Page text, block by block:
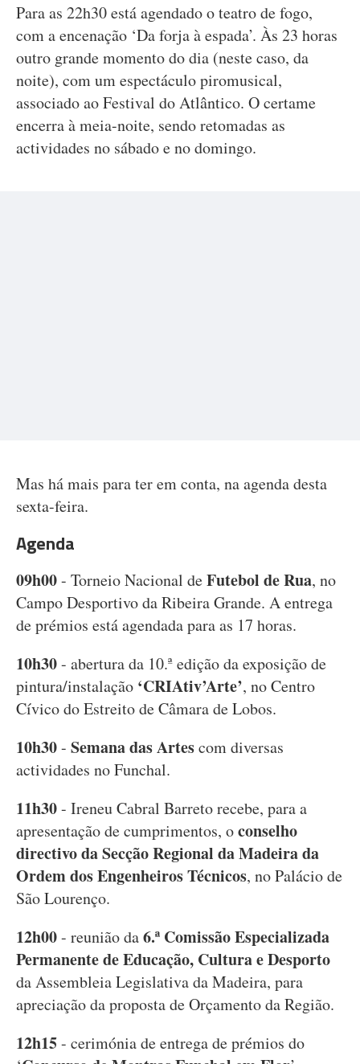
Para as 22h30 está agendado o teatro de fogo,
com a encenação ‘Da forja à espada’. Às 23 horas
outro grande momento do dia (neste caso, da
noite), com um espectáculo piromusical,
associado ao Festival do Atlântico. O certame
encerra à meia-noite, sendo retomadas as
actividades no sábado e no domingo.
Mas há mais para ter em conta, na agenda desta
sexta-feira.
Agenda
09h00- Torneio Nacional deFutebol de Rua, no
Campo Desportivo da Ribeira Grande. A entrega
de prémios está agendada para as 17 horas.
10h30- abertura da 10.ª edição da exposição de
pintura/instalação ‘CRIAtiv’Arte’, no Centro
Cívico do Estreito de Câmara de Lobos.
10h30- Semana das Artescom diversas
actividades no Funchal.
11h30- Ireneu Cabral Barreto recebe, para a
apresentação de cumprimentos, oconselho
directivo da Secção Regional da Madeira da
Ordem dos Engenheiros Técnicos, no Palácio de
São Lourenço.
12h00- reunião da6.ª Comissão Especializada
Permanente de Educação, Cultura e Desporto
da Assembleia Legislativa da Madeira, para
apreciação da proposta de Orçamento da Região.
12h15- cerimónia de entrega de prémios do